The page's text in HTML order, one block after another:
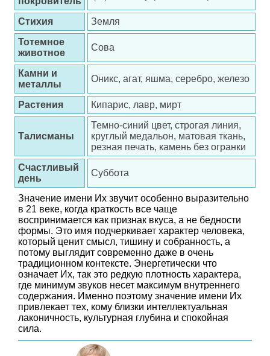
Стихия
Земля
Тотемное
животное
Сова
Камни и
металлы
Оникс, агат, яшма, серебро, железо
Растения Кипарис, лавр, мирт
Талисманы
Темно-синий цвет, строгая линия,
круглый медальон, матовая ткань,
резная печать, камень без огранки
Счастливый
день
Суббота
Значение имени Их звучит особенно выразительно
в 21 веке, когда краткость все чаще
воспринимается как признак вкуса, а не бедности
формы. Это имя подчеркивает характер человека,
который ценит смысл, тишину и собранность, а
потому выглядит современно даже в очень
традиционном контексте. Энергетически что
означает Их, так это редкую плотность характера,
где минимум звуков несет максимум внутреннего
содержания. Именно поэтому значение имени Их
привлекает тех, кому близки интеллектуальная
лаконичность, культурная глубина и спокойная
сила.